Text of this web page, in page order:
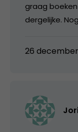
graag
dergelijke.
26 december